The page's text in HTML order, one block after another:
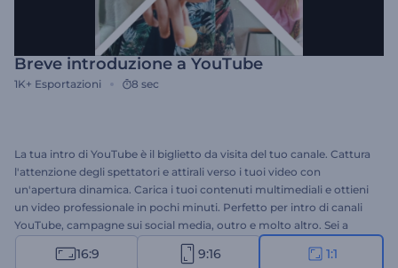
Breve introduzione a YouTube
1K+ Esportazioni 8 sec
La tua intro di YouTube è il biglietto da visita del tuo canale. Cattura
l'attenzione degli spettatori e attirali verso i tuoi video con
un'apertura dinamica. Carica i tuoi contenuti multimediali e ottieni
un video professionale in pochi minuti. Perfetto per intro di canali
YouTube, campagne sui social media, outro e molto altro. Sei a
pochi clic di distanza dalla creazione dell'intro più coinvolgente di
sempre. Provalo ora gratuitamente!
16:9 9:16 1:1